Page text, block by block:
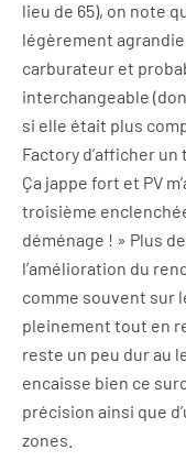
lieu de 65), on note
légèrement
carburateur et
interchangeable
si elle était plus
Factory d’afficher
Ça jappe fort et PV
troisième
déménage ! » Plus
l’amélioration du
comme souvent sur
pleinement tout en
reste un peu dur au
encaisse bien ce
précision ainsi que
zones.